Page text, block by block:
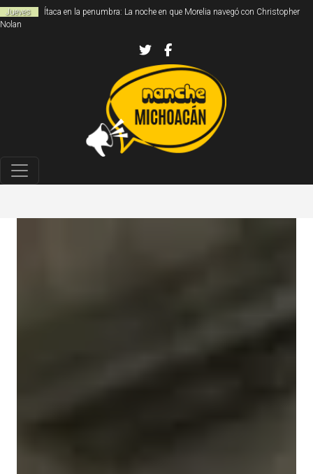
Jueves
Ítaca en la penumbra: La noche en que Morelia navegó con Christopher
Nolan